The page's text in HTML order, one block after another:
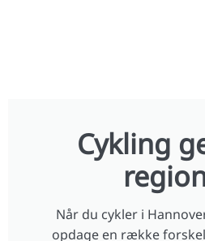
Cykling
Når du cykler i
opdage en række